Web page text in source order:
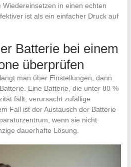
in einen echten
ist als ein einfacher Druck auf
Batterie bei einem
überprüfen
man über Einstellungen, dann
Eine Batterie, die unter 80 %
fällt, verursacht zufällige
Fall ist der Austausch der Batterie
wenn sie nicht
dauerhafte Lösung.